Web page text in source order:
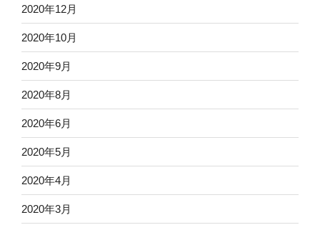
2020年12月
2020年10月
2020年9月
2020年8月
2020年6月
2020年5月
2020年4月
2020年3月